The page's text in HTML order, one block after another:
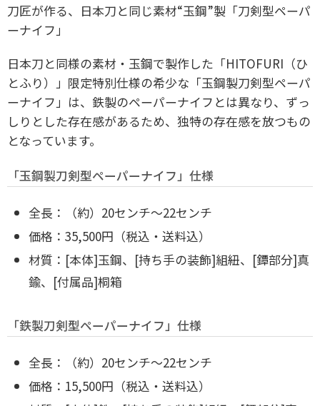
刀匠が作る、日本刀と同じ素材“玉鋼”製「刀剣型ペーパ
ーナイフ」
日本刀と同様の素材・玉鋼で製作した「HITOFURI（ひ
とふり）」限定特別仕様の希少な「玉鋼製刀剣型ペーパ
ーナイフ」は、鉄製のペーパーナイフとは異なり、ずっ
しりとした存在感があるため、独特の存在感を放つもの
となっています。
「玉鋼製刀剣型ペーパーナイフ」仕様
全長：（約）20センチ～22センチ
価格：35,500円（税込・送料込）
材質：[本体]玉鋼、 [持ち手の装飾]組紐、 [鐔部分]真
鍮、 [付属品]桐箱
「鉄製刀剣型ペーパーナイフ」仕様
全長：（約）20センチ～22センチ
価格：15,500円（税込・送料込）